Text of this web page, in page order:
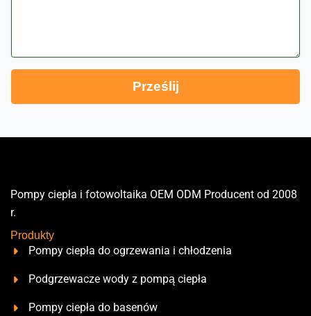
o
o
c
-
m
a
W
Prześlij
Pompy ciepła i fotowoltaika OEM ODM Producent od 2008
r.
Produkty
Pompy ciepła do ogrzewania i chłodzenia
Podgrzewacze wody z pompą ciepła
Pompy ciepła do basenów